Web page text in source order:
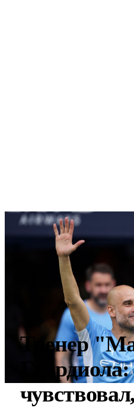
Тренер
Гвардиола: